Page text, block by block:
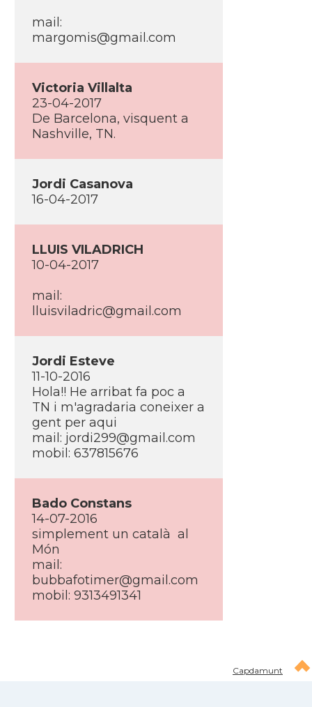
mail:
margomis@gmail.com
Victoria Villalta
23-04-2017
De Barcelona, visquent a
Nashville, TN.
Jordi Casanova
16-04-2017
LLUIS VILADRICH
10-04-2017
mail:
lluisviladric@gmail.com
Jordi Esteve
11-10-2016
Hola!! He arribat fa poc a
TN i m'agradaria coneixer a
gent per aqui
mail: jordi299@gmail.com
mobil: 637815676
Bado Constans
14-07-2016
simplement un català al
Món
mail:
bubbafotimer@gmail.com
mobil: 9313491341
Capdamunt